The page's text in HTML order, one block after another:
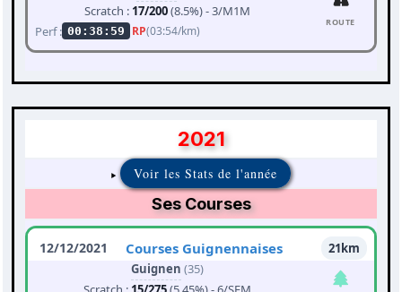
Scratch : 17/200(8.5%) - 3/M1M
Perf : 00:38:59 RP(03:54/km)
ROUTE
2021
Voir les Stats de l'année
Ses Courses
12/12/2021 Courses Guignennaises
21km
Guignen (35)